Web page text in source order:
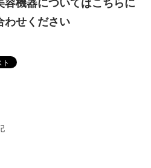
容機器についてはこちらに
わせください